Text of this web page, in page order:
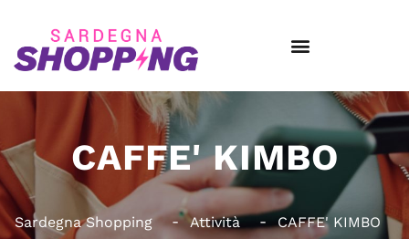
CAFFE' KIMBO
Sardegna Shopping Attività CAFFE' KIMBO